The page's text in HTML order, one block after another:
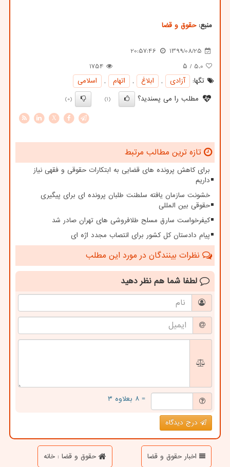
منبع:حقوق و قضا
1399/08/25
20:57:46
5.0 / ۵
1754
تگها:
آزادی , ابلاغ , اتهام ,
اسلامی
مطلب را می پسندید؟
(1)
(0)
X
تازه ترین مطالب مرتبط
برای کاهش پرونده های قضایی به ابتکارات حقوقی و فقهی نیاز
داریم
خشونت سازمان یافته سلطنت طلبان پرونده ای برای پیگیری
حقوقی بین المللی
کیفرخواست سارق مسلح طلافروشی های تهران صادر شد
پیام دادستان کل کشور برای انتصاب مجدد اژه ای
نظرات بینندگان در مورد این مطلب
لطفا شما هم نظر دهید
= ۸ بعلاوه ۳
درج دیدگاه
اخبار حقوق و قضا حقوق و قضا : خانه